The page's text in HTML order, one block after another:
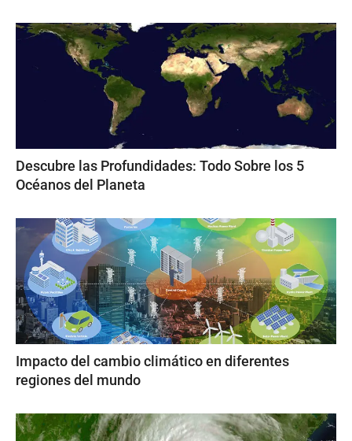
Descubre las Profundidades: Todo Sobre los 5
Océanos del Planeta
Impacto del cambio climático en diferentes
regiones del mundo